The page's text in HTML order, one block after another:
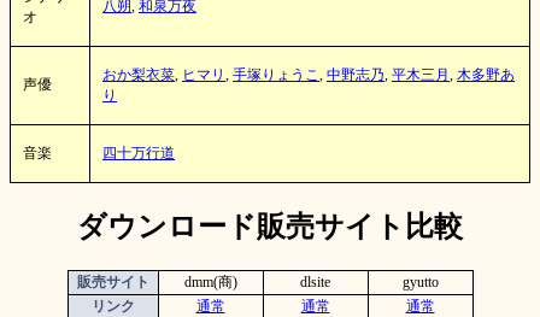
オ
八朔, 和泉万夜
声優
おか梨衣菜, ヒマリ , 手塚りょうこ, 中野志乃, 平木三月, 木多野あ
り
音楽 四十万行道
ダウンロード販売サイト比較
販売サイト dmm(商) dlsite
gyutto
リンク
通常 通常
通常